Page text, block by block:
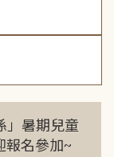
」暑期兒童
報名參加~